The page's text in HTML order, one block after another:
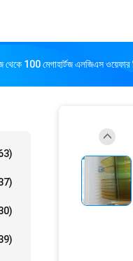
থেকে 100 মেগাহার্টজ এলজিএস